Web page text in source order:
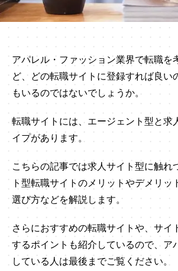
アパレル・ファッション業界で転職を
ど、どの転職サイトに登録すれば良い
もいるのではないでしょうか。
転職サイトには、エージェント型と求
イプがあります。
こちらの記事では求人サイト型に触れ
ト型転職サイトのメリットやデメリッ
選び方などを解説します。
さらにおすすめの転職サイトや、サイ
するポイントも紹介しているので、ア
している人は最後までご覧ください。